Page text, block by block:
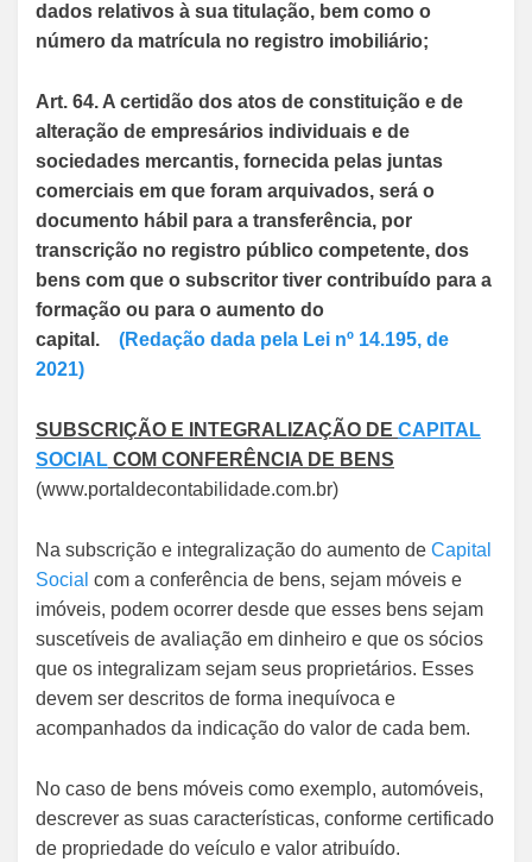
dados relativos à sua titulação, bem como o
número da matrícula no registro imobiliário;
Art. 64. A certidão dos atos de constituição e de
alteração de empresários individuais e de
sociedades mercantis, fornecida pelas juntas
comerciais em que foram arquivados, será o
documento hábil para a transferência, por
transcrição no registro público competente, dos
bens com que o subscritor tiver contribuído para a
formação ou para o aumento do
capital. (Redação dada pela Lei nº 14.195, de
2021)
SUBSCRIÇÃO E INTEGRALIZAÇÃO DE CAPITAL
SOCIAL COM CONFERÊNCIA DE BENS
(www.portaldecontabilidade.com.br)
Na subscrição e integralização do aumento de Capital
Social com a conferência de bens, sejam móveis e
imóveis, podem ocorrer desde que esses bens sejam
suscetíveis de avaliação em dinheiro e que os sócios
que os integralizam sejam seus proprietários. Esses
devem ser descritos de forma inequívoca e
acompanhados da indicação do valor de cada bem.
No caso de bens móveis como exemplo, automóveis,
descrever as suas características, conforme certificado
de propriedade do veículo e valor atribuído.